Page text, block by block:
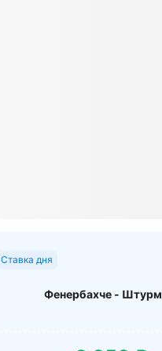
Ставка дня
Фенербахче - Штурм